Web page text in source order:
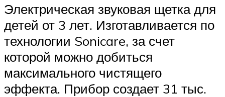
Электрическая звуковая щетка для
детей от 3 лет. Изготавливается по
технологии Sonicare, за счет
которой можно добиться
максимального чистящего
эффекта. Прибор создает 31 тыс.